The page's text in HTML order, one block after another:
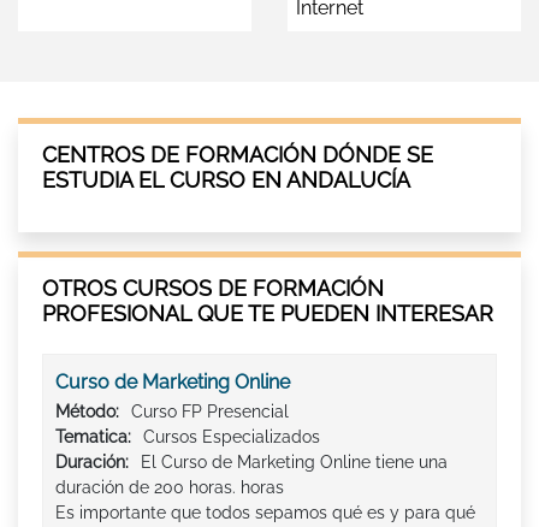
Internet
CENTROS DE FORMACIÓN DÓNDE SE
ESTUDIA EL CURSO EN ANDALUCÍA
OTROS CURSOS DE FORMACIÓN
PROFESIONAL QUE TE PUEDEN INTERESAR
Curso de Marketing Online
Método:
Curso FP Presencial
Tematica:
Cursos Especializados
Duración:
El Curso de Marketing Online tiene una
duración de 200 horas. horas
Es importante que todos sepamos qué es y para qué